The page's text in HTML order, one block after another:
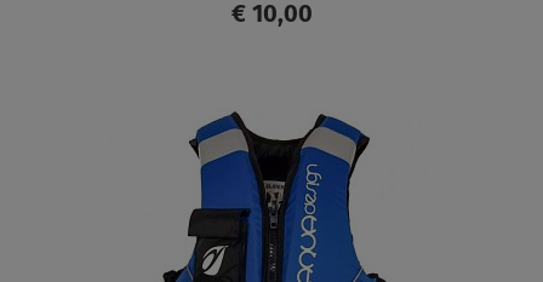
€ 10,00